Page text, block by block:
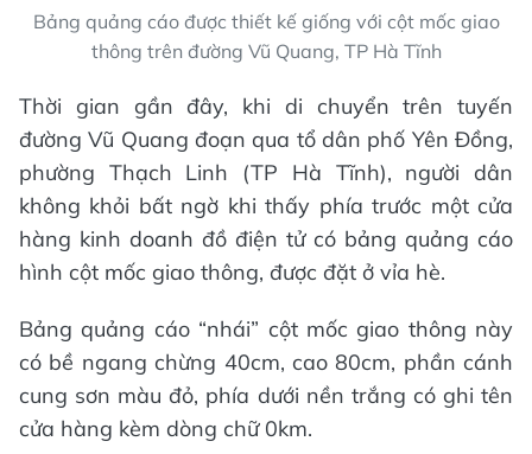
Bảng quảng cáo được thiết kế giống với cột mốc giao
thông trên đường Vũ Quang, TP Hà Tĩnh
Thời gian gần đây, khi di chuyển trên tuyến
đường Vũ Quang đoạn qua tổ dân phố Yên Đồng,
phường Thạch Linh (TP Hà Tĩnh), người dân
không khỏi bất ngờ khi thấy phía trước một cửa
hàng kinh doanh đồ điện tử có bảng quảng cáo
hình cột mốc giao thông, được đặt ở vỉa hè.
Bảng quảng cáo “nhái” cột mốc giao thông này
có bề ngang chừng 40cm, cao 80cm, phần cánh
cung sơn màu đỏ, phía dưới nền trắng có ghi tên
cửa hàng kèm dòng chữ 0km.